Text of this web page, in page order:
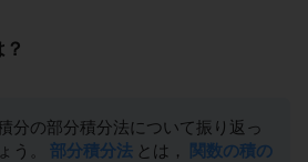
分の部分積分法について振り返っ
う。
部分積分法 とは，
関数の積の